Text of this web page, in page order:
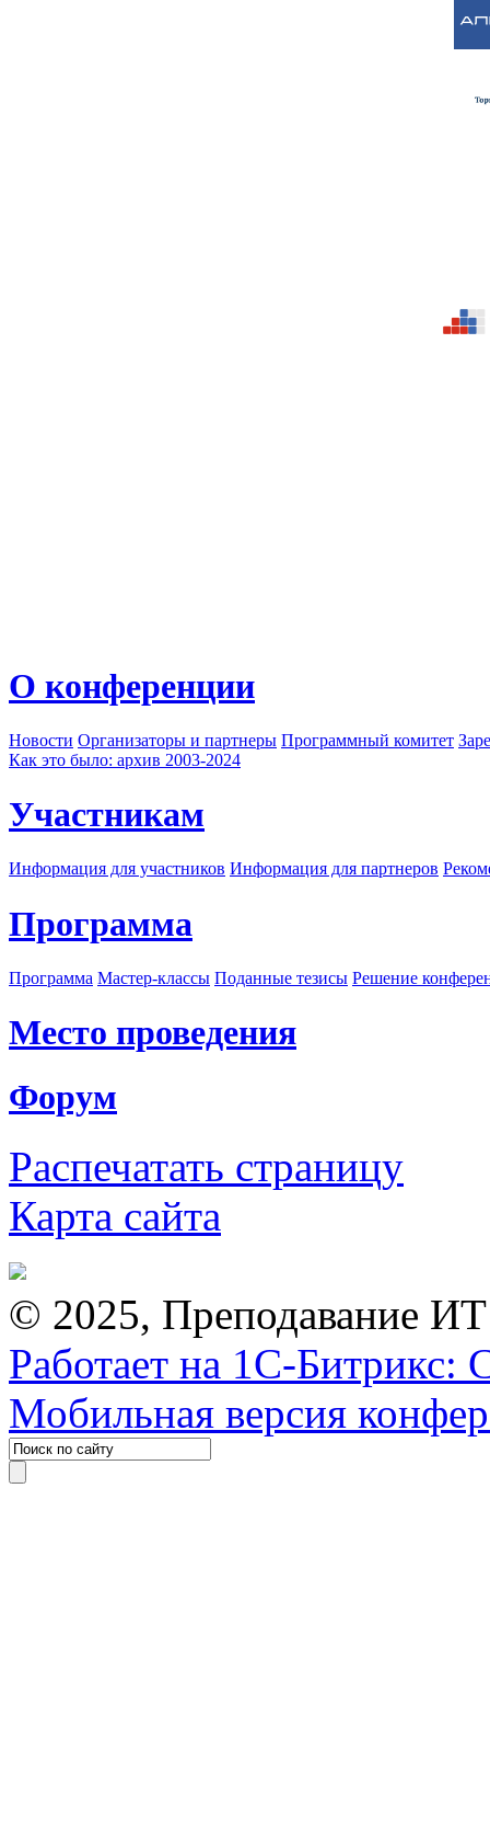
О конференции
Новости Организаторы и партнеры Программный комитет
Как это было: архив 2003-2024
Участникам
Информация для участников Информация для партнеров
Программа
Программа Мастер-классы Поданные тезисы Решение
Место проведения
Форум
Распечатать страницу
Карта сайта
© 2025, Преподавание
Работает на 1С-Битрикс:
Мобильная версия